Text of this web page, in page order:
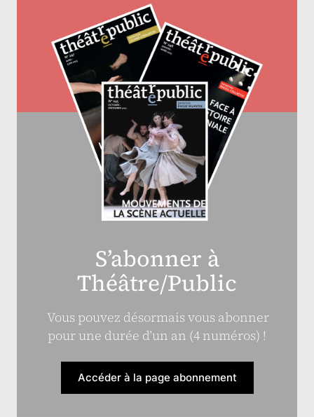
S’abonner à
Théâtre/Public
Vous pouvez désormais vous abonner
pour une durée d’un an (4 numéros) !
Accéder à la page abonnement